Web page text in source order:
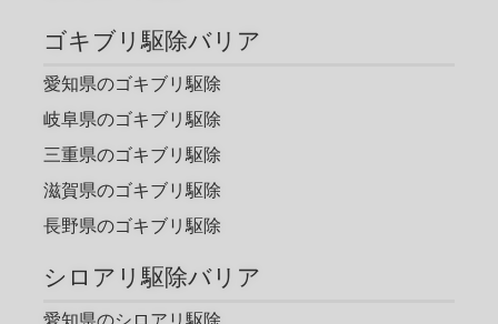
ゴキブリ駆除バリア
愛知県のゴキブリ駆除
岐阜県のゴキブリ駆除
三重県のゴキブリ駆除
滋賀県のゴキブリ駆除
長野県のゴキブリ駆除
シロアリ駆除バリア
愛知県のシロアリ駆除